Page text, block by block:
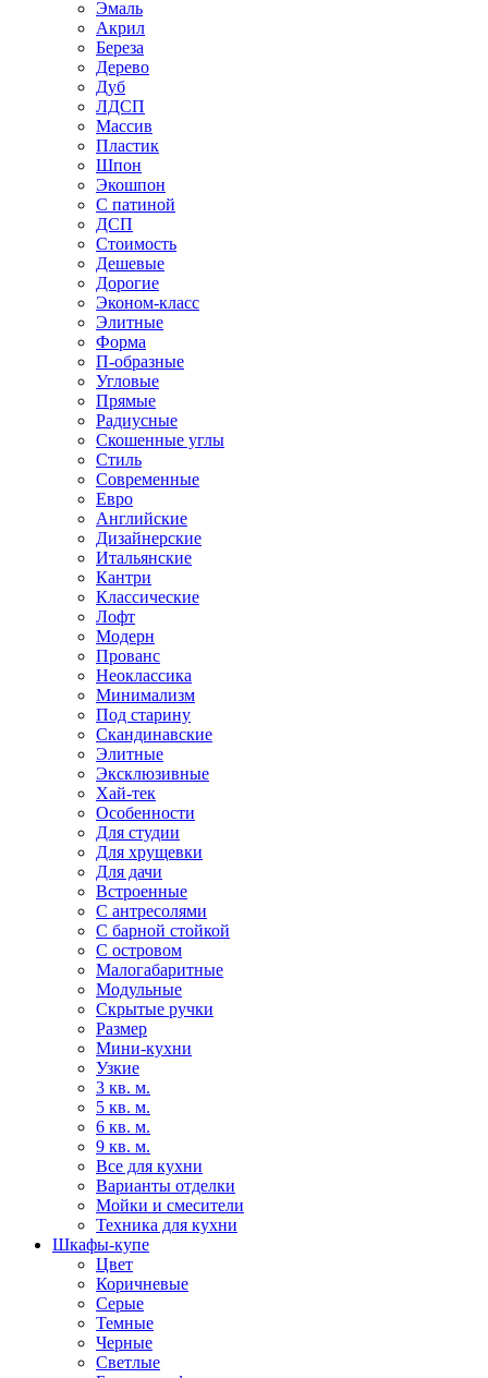
Эмаль
Акрил
Береза
Дерево
Дуб
ЛДСП
Массив
Пластик
Шпон
Экошпон
С патиной
ДСП
Стоимость
Дешевые
Дорогие
Эконом-класс
Элитные
Форма
П-образные
Угловые
Прямые
Радиусные
Скошенные углы
Стиль
Современные
Евро
Английские
Дизайнерские
Итальянские
Кантри
Классические
Лофт
Модерн
Прованс
Неоклассика
Минимализм
Под старину
Скандинавские
Элитные
Эксклюзивные
Хай-тек
Особенности
Для студии
Для хрущевки
Для дачи
Встроенные
С антресолями
С барной стойкой
С островом
Малогабаритные
Модульные
Скрытые ручки
Размер
Мини-кухни
Узкие
3 кв. м.
5 кв. м.
6 кв. м.
9 кв. м.
Все для кухни
Варианты отделки
Мойки и смесители
Техника для кухни
Шкафы-купе
Цвет
Коричневые
Серые
Темные
Черные
Светлые